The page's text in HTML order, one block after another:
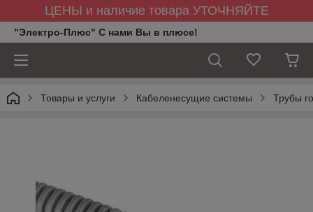
ЦЕНЫ и наличие товара УТОЧНЯЙТЕ
"Электро-Плюс" С нами Вы в плюсе!
Товары и услуги Кабеленесущие системы Трубы